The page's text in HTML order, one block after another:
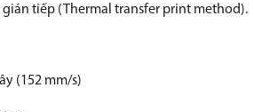
tiếp (Thermal transfer print method).
(152 mm/s)